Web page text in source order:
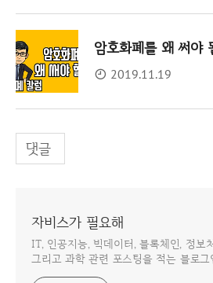
암호화폐를 왜 써야
2019.11.19
댓글
자비스가 필요해
IT, 인공지능, 빅데이터, 블록체인, 정보
그리고 과학 관련 포스팅을 적는 블로그